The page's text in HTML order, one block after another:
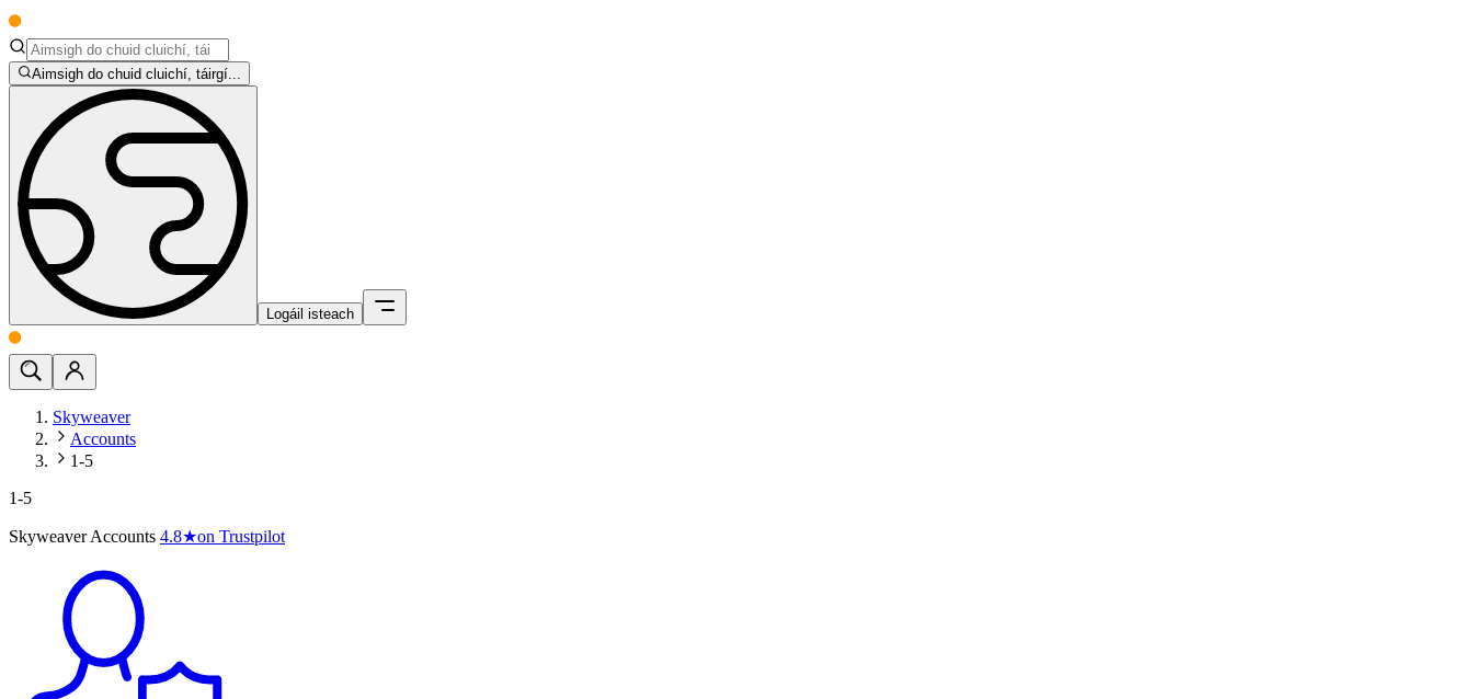
Aimsigh do chuid cluichí, táirgí...
Logáil isteach
Skyweaver
Accounts
1-5
1-5
Skyweaver Accounts 4.8★on Trustpilot